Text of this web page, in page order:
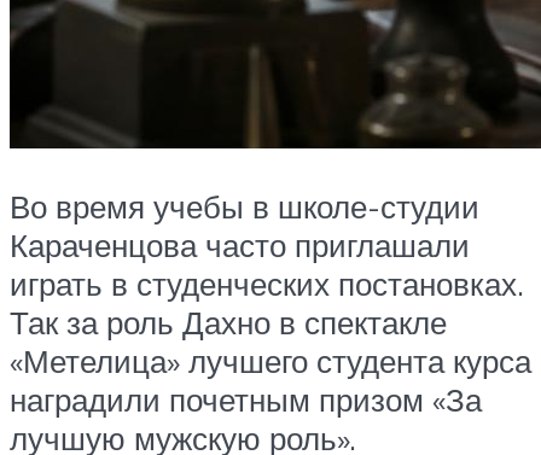
Во время учебы в школе-студии
Караченцова часто приглашали
играть в студенческих постановках.
Так за роль Дахно в спектакле
«Метелица» лучшего студента курса
наградили почетным призом «За
лучшую мужскую роль».